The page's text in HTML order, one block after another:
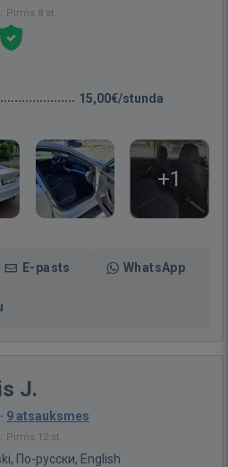
Pirms 8 st.
15,00€/stunda
+1
E-pasts WhatsApp
J.
· 9 atsauksmes
Pirms 12 st.
По-русски, English